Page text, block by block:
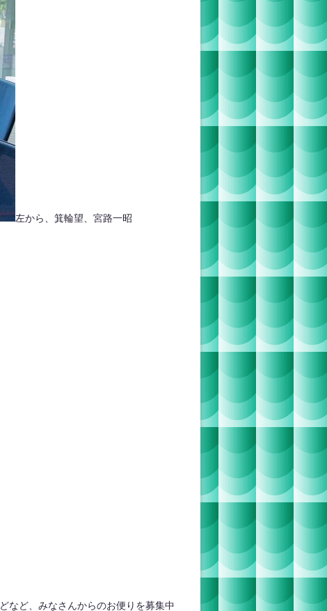
左から、箕輪望、宮路一昭
など、みなさんからのお便りを募集中